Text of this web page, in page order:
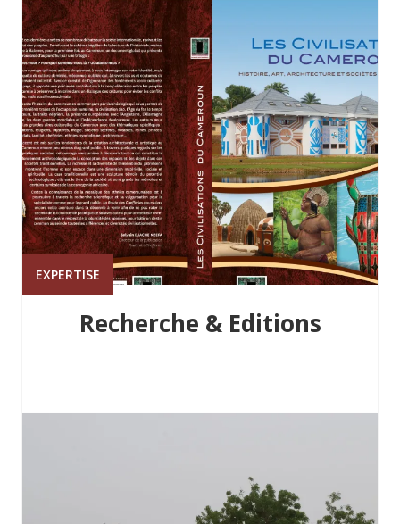
EXPERTISE
Recherche & Editions